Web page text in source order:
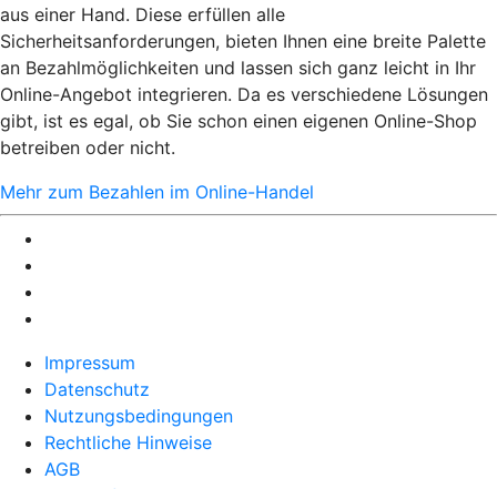
aus einer Hand. Diese erfüllen alle
Sicherheitsanforderungen, bieten Ihnen eine breite Palette
an Bezahlmöglichkeiten und lassen sich ganz leicht in Ihr
Online-Angebot integrieren. Da es verschiedene Lösungen
gibt, ist es egal, ob Sie schon einen eigenen Online-Shop
betreiben oder nicht.
Mehr zum Bezahlen im Online-Handel
Impressum
Datenschutz
Nutzungsbedingungen
Rechtliche Hinweise
AGB